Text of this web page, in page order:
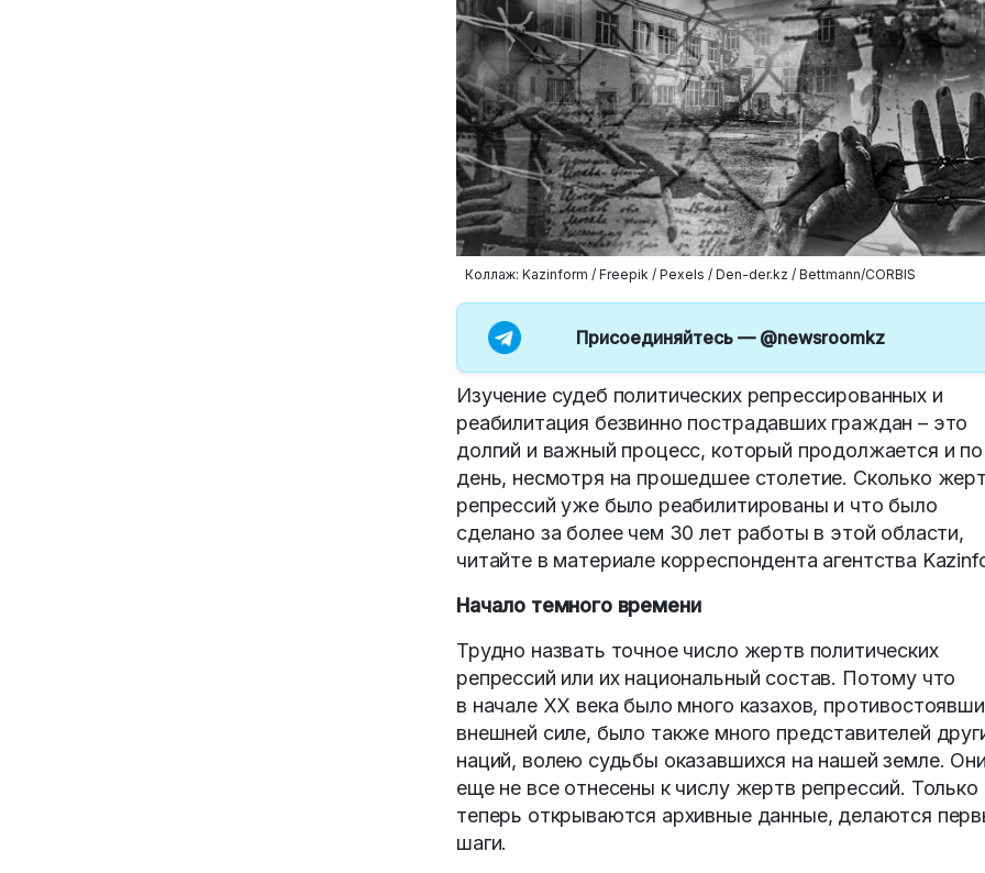
Коллаж: Kazinform / Freepik / Pexels / Den-der.kz / Bettmann/CORBIS
Присоединяйтесь — @newsroomkz
Изучение судеб политических репрессированных и
реабилитация безвинно пострадавших граждан – это
долгий и важный процесс, который продолжается и по
день, несмотря на прошедшее столетие. Сколько
репрессий уже было реабилитированы и что было
сделано за более чем 30 лет работы в этой области,
читайте в материале корреспондента агентства
Начало темного времени
Трудно назвать точное число жертв политических
репрессий или их национальный состав. Потому что
в начале ХХ века было много казахов,
внешней силе, было также много представителей
наций, волею судьбы оказавшихся на нашей земле. Они
еще не все отнесены к числу жертв репрессий. Только
теперь открываются архивные данные, делаются
шаги.